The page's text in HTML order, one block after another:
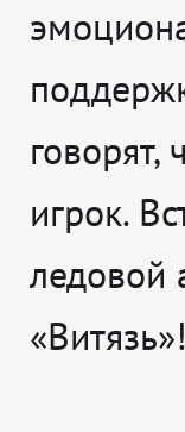
игрок.
ледовой
«Витязь»!